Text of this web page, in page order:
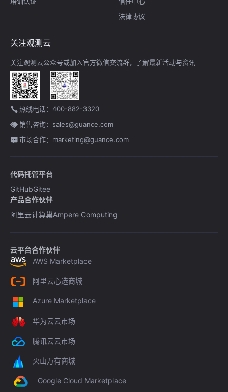
法律协议
关注观测云
关注观测云公众号或加入官方微信交流群，了解最新活动与资讯
热线电话：400-882-3320
销售咨询：sales@guance.com
市场合作：marketing@guance.com
代码托管平台
GitHubGitee
产品合作伙伴
阿里云计算巢Ampere Computing
云平台合作伙伴
AWS Marketplace
阿里云心选商城
Azure Marketplace
华为云云市场
腾讯云云市场
火山万有商城
Google Cloud Marketplace